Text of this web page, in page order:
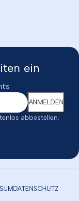
ein
abbestellen.
DATENSCHUTZ